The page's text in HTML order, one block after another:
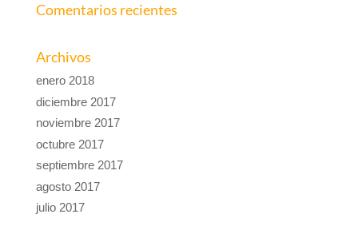
Comentarios recientes
Archivos
enero 2018
diciembre 2017
noviembre 2017
octubre 2017
septiembre 2017
agosto 2017
julio 2017